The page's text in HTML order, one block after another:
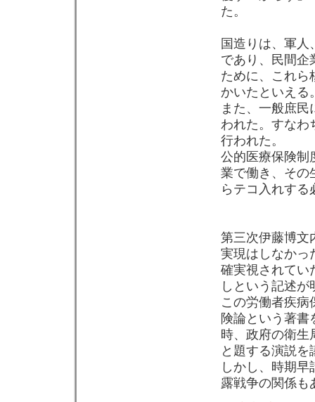
た。
国造りは、軍
であり、民間企
ために、これら
かいたといえる
また、一般庶
われた。すなわ
行われた。
公的医療保険制
業で働き、その
らテコ入れする
第三次伊藤博文
実現はしなかっ
確実視されてい
しという記述
この労働者疾病
険論という著書
時、政府の衛生
と題する演説を
しかし、時期
露戦争の関係も